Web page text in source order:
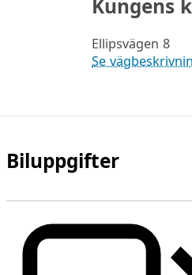
Kungens
Ellipsvägen 8
Se
Biluppgifter